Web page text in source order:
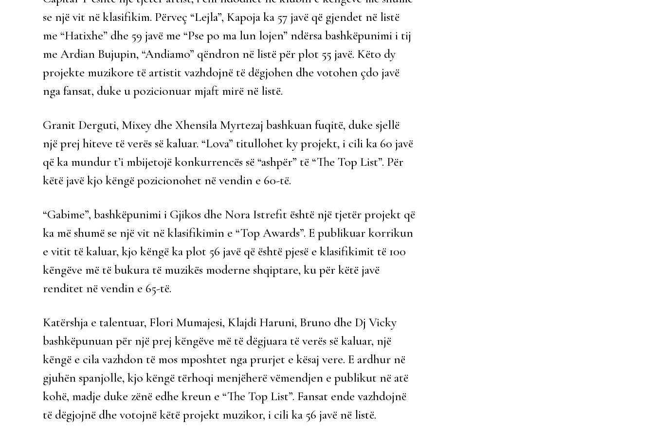
se një vit në klasifikim. Përveç “Lejla”, Kapoja ka 57 javë që gjendet në listë
me “Hatixhe” dhe 59 javë me “Pse po ma lun lojen” ndërsa bashkëpunimi i tij
me Ardian Bujupin, “Andiamo” qëndron në listë për plot 55 javë. Këto dy
projekte muzikore të artistit vazhdojnë të dëgjohen dhe votohen çdo javë
nga fansat, duke u pozicionuar mjaft mirë në listë.
Granit Derguti, Mixey dhe Xhensila Myrtezaj bashkuan fuqitë, duke sjellë
një prej hiteve të verës së kaluar. “Lova” titullohet ky projekt, i cili ka 60 javë
që ka mundur t’i mbijetojë konkurrencës së “ashpër” të “The Top List”. Për
këtë javë kjo këngë pozicionohet në vendin e 60-të.
“Gabime”, bashkëpunimi i Gjikos dhe Nora Istrefit është një tjetër projekt që
ka më shumë se një vit në klasifikimin e “Top Awards”. E publikuar korrikun
e vitit të kaluar, kjo këngë ka plot 56 javë që është pjesë e klasifikimit të 100
këngëve më të bukura të muzikës moderne shqiptare, ku për këtë javë
renditet në vendin e 65-të.
Katërshja e talentuar, Flori Mumajesi, Klajdi Haruni, Bruno dhe Dj Vicky
bashkëpunuan për një prej këngëve më të dëgjuara të verës së kaluar, një
këngë e cila vazhdon të mos mposhtet nga prurjet e kësaj vere. E ardhur në
gjuhën spanjolle, kjo këngë tërhoqi menjëherë vëmendjen e publikut në atë
kohë, madje duke zënë edhe kreun e “The Top List”. Fansat ende vazhdojnë
të dëgjojnë dhe votojnë këtë projekt muzikor, i cili ka 56 javë në listë.